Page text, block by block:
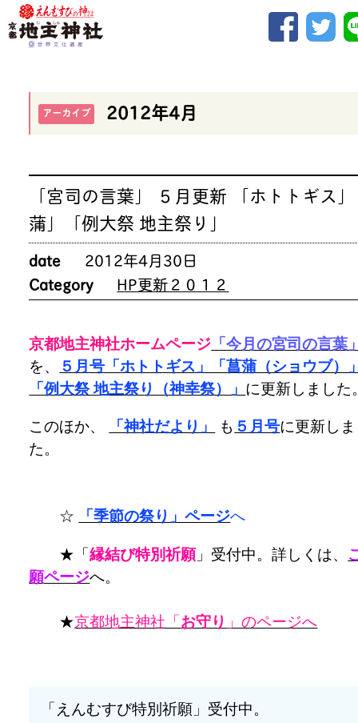
アーカイブ 2012年4月
「宮司の言葉」 ５月更新 「ホトトギス
蒲」「例大祭 地主祭り」
date
2012年4月30日
Category
HP更新２０１２
京都地主神社ホームページ 「今月の宮司の言葉
を、
５月号「ホトトギス」「菖蒲（ショウブ）
「例大祭 地主祭り（神幸祭）」 に更新しました
このほか、 「神社だより」 も ５月号に更新し
た。
☆ 「季節の祭り」ページへ
★「縁結び特別祈願」受付中。詳しくは、
願ページへ。
★京都地主神社「お守り 」のページへ
「えんむすび特別祈願」受付中。